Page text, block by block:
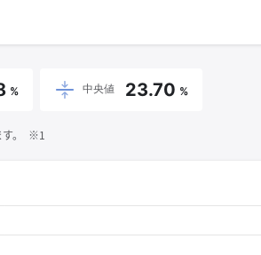
% 中央値 23.70 %
す。 ※1